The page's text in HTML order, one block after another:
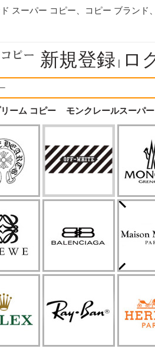
スーパー コピー、コピー ブランド
新規登録 | ロ
ーム コピー モンクレールスーパ